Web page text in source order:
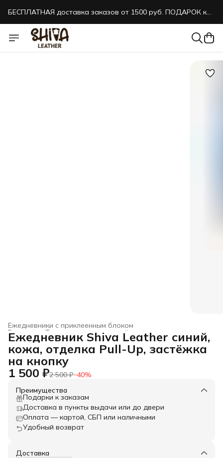
БЕСПЛАТНАЯ доставка заказов от 1500 руб. ПОДАРОК к
Ежедневники с приклеенным блоком
Товары из натуральной кожи
Главная
Ежедневник Shiva Leather синий,
кожа, отделка Pull-Up, застёжка
на кнопку
1 500 ₽2 500 ₽−40%
Преимущества
Подарки к заказам
Доставка в пункты выдачи или до двери
Оплата — картой, СБП или наличными
Удобный возврат
Доставка